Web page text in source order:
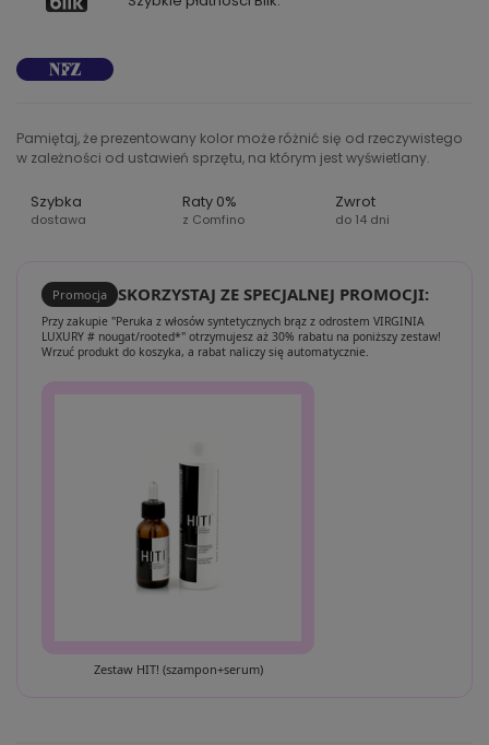
Pamiętaj, że prezentowany kolor może różnić się od rzeczywistego
w zależności od ustawień sprzętu, na którym jest wyświetlany.
Szybka
dostawa
Raty 0%
z Comfino
Zwrot
do 14 dni
Promocja SKORZYSTAJ ZE SPECJALNEJ PROMOCJI:
Przy zakupie "Peruka z włosów syntetycznych brąz z odrostem VIRGINIA
LUXURY # nougat/rooted*" otrzymujesz aż 30% rabatu na poniższy zestaw!
Wrzuć produkt do koszyka, a rabat naliczy się automatycznie.
Zestaw HIT! (szampon+serum)